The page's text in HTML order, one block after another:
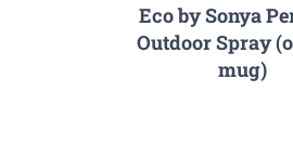
Eco by Sonya
Outdoor Spray
mug)